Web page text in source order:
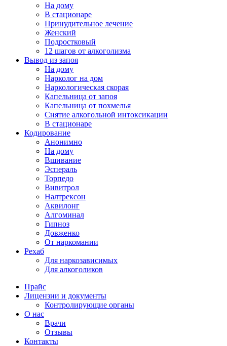
На дому
В стационаре
Принудительное лечение
Женский
Подростковый
12 шагов от алкоголизма
Вывод из запоя
На дому
Нарколог на дом
Наркологическая скорая
Капельница от запоя
Капельница от похмелья
Снятие алкогольной интоксикации
В стационаре
Кодирование
Анонимно
На дому
Вшивание
Эспераль
Торпедо
Вивитрол
Налтрексон
Аквилонг
Алгоминал
Гипноз
Довженко
От наркомании
Рехаб
Для наркозависимых
Для алкоголиков
Прайс
Лицензии и документы
Контролирующие органы
О нас
Врачи
Отзывы
Контакты